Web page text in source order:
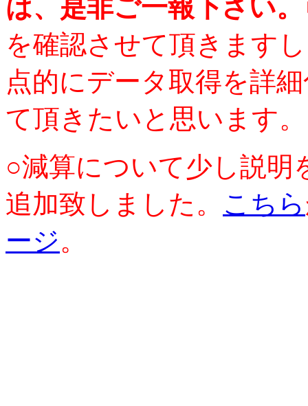
は、是非ご一報下さい。
を確認させて頂きます
点的にデータ取得を詳
て頂きたいと思います。
○減算について少し説明
追加致しました。 こちら
ージ。